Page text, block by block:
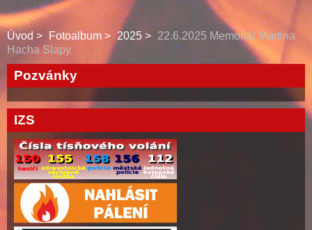
Úvod Fotoalbum 2025
22.6.2025 Memoriál Martina
Hacha Slapy
Pozvánky
IZS